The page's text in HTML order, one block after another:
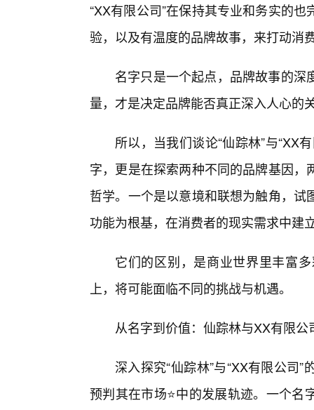
“XX有限公司”在保持其专业和务实的
验，以及有温度的品牌故事，来打动消
名字只是一个起点，品牌故事的
量，才是决定品牌能否真正深入人心的
所以，当我们谈论“仙踪林”与“XX
字，更是在探索两种不同的品牌基因
哲学。一个是以意境和联想为触角，
功能为根基，在消费者的现实需求中建
它们的区别，是商业世界里丰富
上，将可能面临不同的挑战与机遇。
从名字到价值：仙踪林与XX有限
深入探究“仙踪林”与“XX有限公司
预判其在市场⭐中的发展轨迹。一个